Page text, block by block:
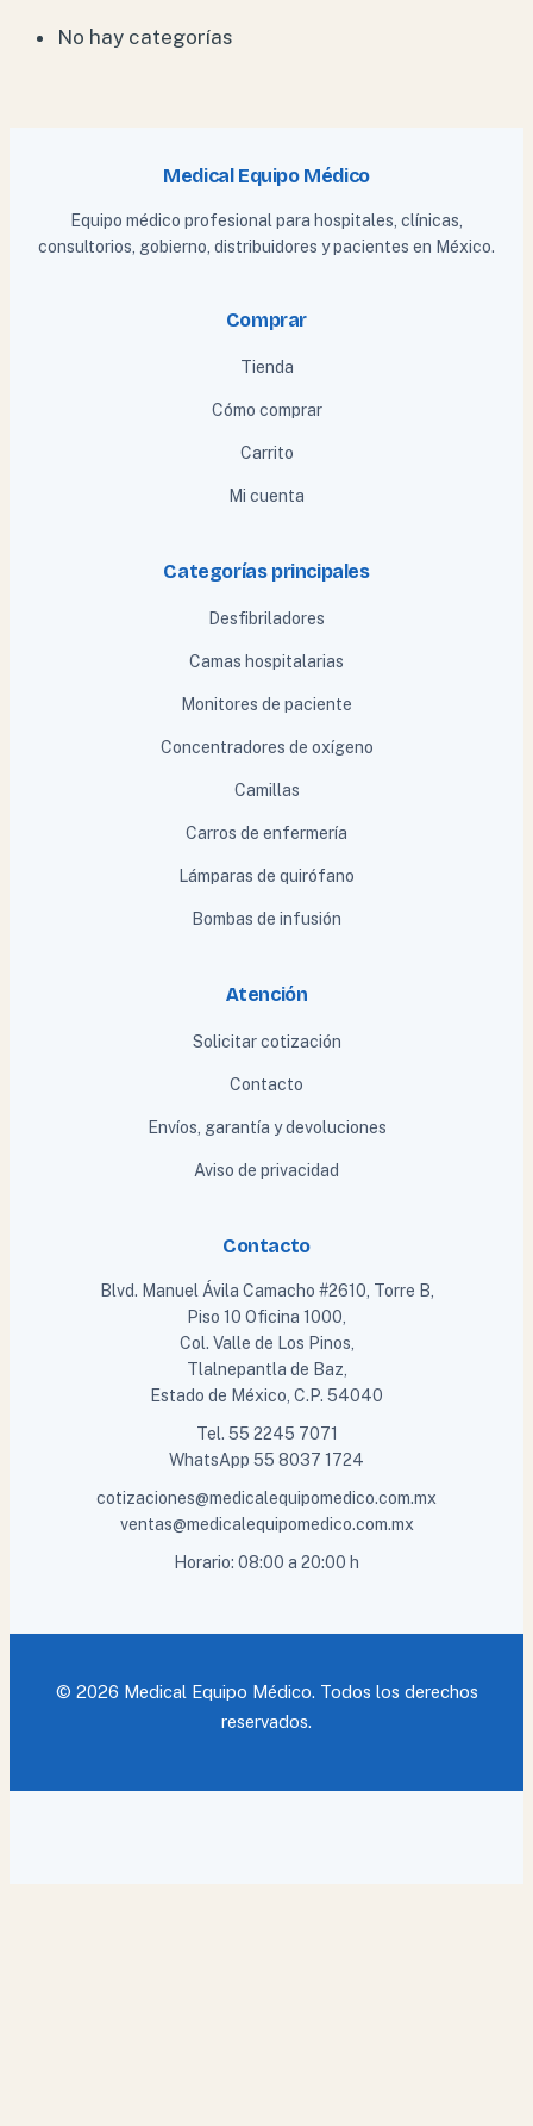
No hay categorías
Medical Equipo Médico
Equipo médico profesional para hospitales, clínicas,
consultorios, gobierno, distribuidores y pacientes en México.
Comprar
Tienda
Cómo comprar
Carrito
Mi cuenta
Categorías principales
Desfibriladores
Camas hospitalarias
Monitores de paciente
Concentradores de oxígeno
Camillas
Carros de enfermería
Lámparas de quirófano
Bombas de infusión
Atención
Solicitar cotización
Contacto
Envíos, garantía y devoluciones
Aviso de privacidad
Contacto
Blvd. Manuel Ávila Camacho #2610, Torre B,
Piso 10 Oficina 1000,
Col. Valle de Los Pinos,
Tlalnepantla de Baz,
Estado de México, C.P. 54040
Tel. 55 2245 7071
WhatsApp 55 8037 1724
cotizaciones@medicalequipomedico.com.mx
ventas@medicalequipomedico.com.mx
Horario: 08:00 a 20:00 h
© 2026 Medical Equipo Médico. Todos los derechos
reservados.